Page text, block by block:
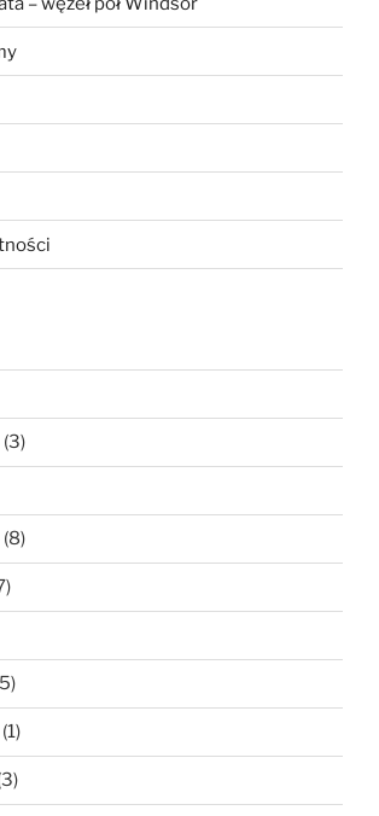
(3)
(8)
(1)